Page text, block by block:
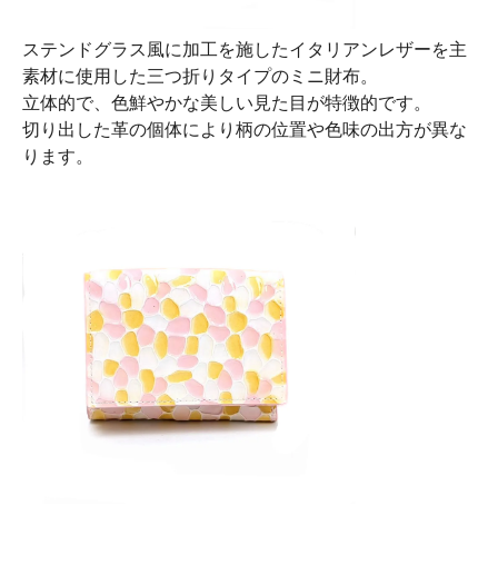
ステンドグラス風に加工を施したイタリアンレザーを主
素材に使用した三つ折りタイプのミニ財布。
立体的で、色鮮やかな美しい見た目が特徴的です。
切り出した革の個体により柄の位置や色味の出方が異な
ります。